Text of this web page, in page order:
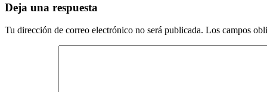
Deja una respuesta
Tu dirección de correo electrónico no será publicada. Los campos